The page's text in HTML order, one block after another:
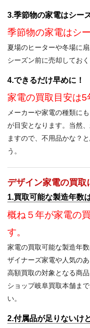
3.季節物の家電はシー
季節物の家電はシ
夏場のヒーターや冬場に
シーズン前に売却してお
4.できるだけ早めに！
家電の買取目安は5
メーカーや家電の種類に
が目安となります。当然
ますので、不用品かな？
う。
デザイン家電の買取
1.買取可能な製造年数
概ね５年が家電の
す。
家電の買取可能な製造年
ザイナーズ家電や人気の
高額買取の対象となる商
ショップ岐阜買取本舗ま
い。
2.付属品が足りないけ